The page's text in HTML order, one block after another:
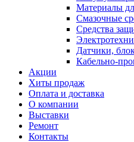
Материалы
Смазочные
Средства
Датчики,
Кабельно-
Акции
Хиты продаж
Оплата и доставка
О компании
Выставки
Ремонт
Контакты